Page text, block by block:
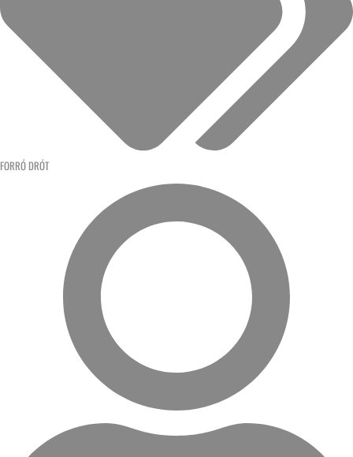
FORRÓ DRÓT